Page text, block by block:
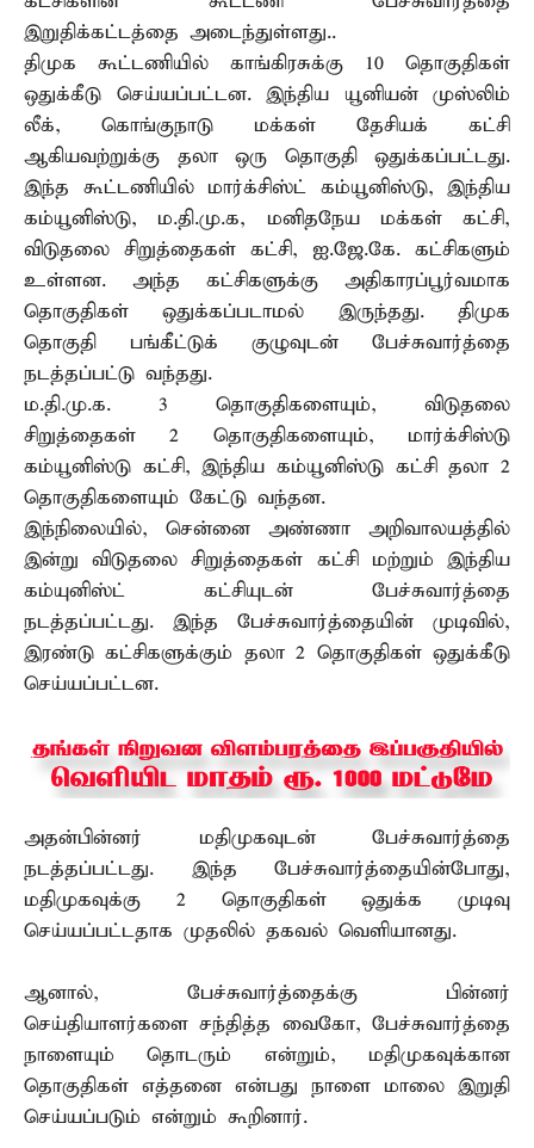
இறுதிக்கட்டத்தை அடைந்துள்ளது..
திமுக கூட்டணியில் காங்கிரசுக்கு 10 தொகுதிகள்
ஒதுக்கீடு செய்யப்பட்டன. இந்திய யூனியன் முஸ்லிம்
லீக், கொங்குநாடு மக்கள் தேசியக் கட்சி
ஆகியவற்றுக்கு தலா ஒரு தொகுதி ஒதுக்கப்பட்டது.
இந்த கூட்டணியில் மார்க்சிஸ்ட் கம்யூனிஸ்டு, இந்திய
கம்யூனிஸ்டு, ம.தி.மு.க, மனிதநேய மக்கள் கட்சி,
விடுதலை சிறுத்தைகள் கட்சி, ஐ.ஜே.கே. கட்சிகளும்
உள்ளன. அந்த கட்சிகளுக்கு அதிகாரப்பூர்வமாக
தொகுதிகள் ஒதுக்கப்படாமல் இருந்தது. திமுக
தொகுதி பங்கீட்டுக் குழுவுடன் பேச்சுவார்த்தை
நடத்தப்பட்டு வந்தது.
ம.தி.மு.க. 3 தொகுதிகளையும், விடுதலை
சிறுத்தைகள் 2 தொகுதிகளையும், மார்க்சிஸ்டு
கம்யூனிஸ்டு கட்சி, இந்திய கம்யூனிஸ்டு கட்சி தலா 2
தொகுதிகளையும் கேட்டு வந்தன.
இந்நிலையில், சென்னை அண்ணா அறிவாலயத்தில்
இன்று விடுதலை சிறுத்தைகள் கட்சி மற்றும் இந்திய
கம்யுனிஸ்ட் கட்சியுடன் பேச்சுவார்த்தை
நடத்தப்பட்டது. இந்த பேச்சுவார்த்தையின் முடிவில்,
இரண்டு கட்சிகளுக்கும் தலா 2 தொகுதிகள் ஒதுக்கீடு
செய்யப்பட்டன.
அதன்பின்னர் மதிமுகவுடன் பேச்சுவார்த்தை
நடத்தப்பட்டது. இந்த பேச்சுவார்த்தையின்போது,
மதிமுகவுக்கு 2 தொகுதிகள் ஒதுக்க முடிவு
செய்யப்பட்டதாக முதலில் தகவல் வெளியானது.
ஆனால், பேச்சுவார்த்தைக்கு பின்னர்
செய்தியாளர்களை சந்தித்த வைகோ, பேச்சுவார்த்தை
நாளையும் தொடரும் என்றும், மதிமுகவுக்கான
தொகுதிகள் எத்தனை என்பது நாளை மாலை இறுதி
செய்யப்படும் என்றும் கூறினார்.